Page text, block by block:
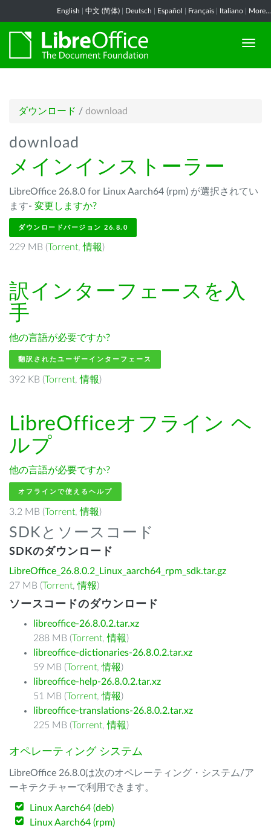
English 中文 (简体) Deutsch Español Français Italiano More...
ダウンロード / download
download
メインインストーラー
LibreOffice 26.8.0 for Linux Aarch64 (rpm) が選択されてい
ます- 変更しますか?
ダウンロードバージョン 26.8.0
229 MB (Torrent,情報)
訳インターフェースを入
手
他の言語が必要ですか?
翻訳されたユーザーインターフェース
392 KB (Torrent,情報)
LibreOfficeオフライン ヘ
ルプ
他の言語が必要ですか?
オフラインで使えるヘルプ
3.2 MB (Torrent,情報)
SDKとソースコード
SDKのダウンロード
LibreOffice_26.8.0.2_Linux_aarch64_rpm_sdk.tar.gz
27 MB (Torrent,情報)
ソースコードのダウンロード
libreoffice-26.8.0.2.tar.xz
288 MB (Torrent,情報)
libreoffice-dictionaries-26.8.0.2.tar.xz
59 MB (Torrent,情報)
libreoffice-help-26.8.0.2.tar.xz
51 MB (Torrent,情報)
libreoffice-translations-26.8.0.2.tar.xz
225 MB (Torrent,情報)
オペレーティング システム
LibreOffice 26.8.0は次のオペレーティング・システム/ア
ーキテクチャーで利用できます。
Linux Aarch64 (deb)
Linux Aarch64 (rpm)